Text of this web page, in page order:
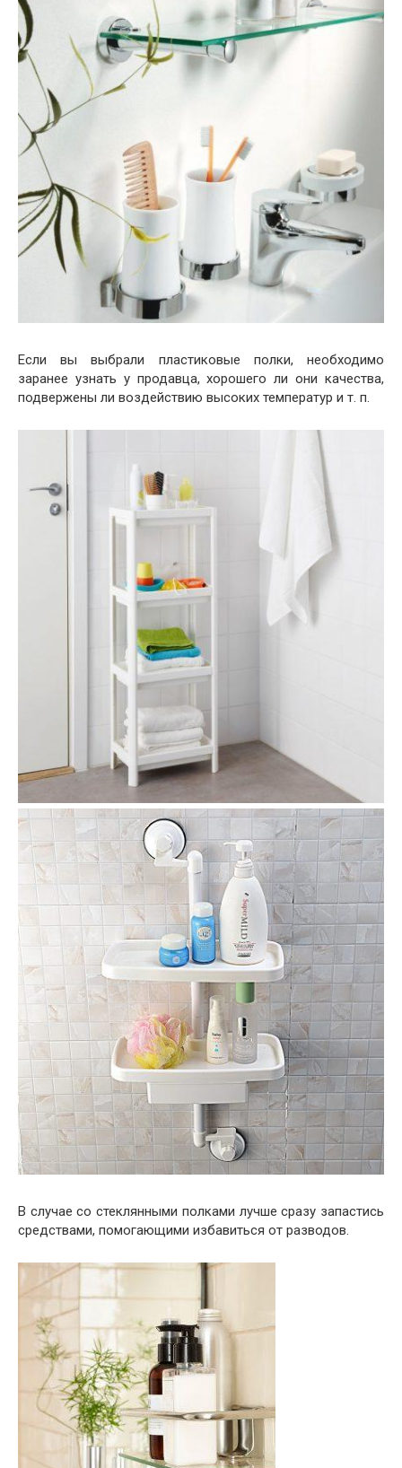
Если вы выбрали пластиковые полки, необходимо
заранее узнать у продавца, хорошего ли они качества,
подвержены ли воздействию высоких температур и т. п.
В случае со стеклянными полками лучше сразу запастись
средствами, помогающими избавиться от разводов.